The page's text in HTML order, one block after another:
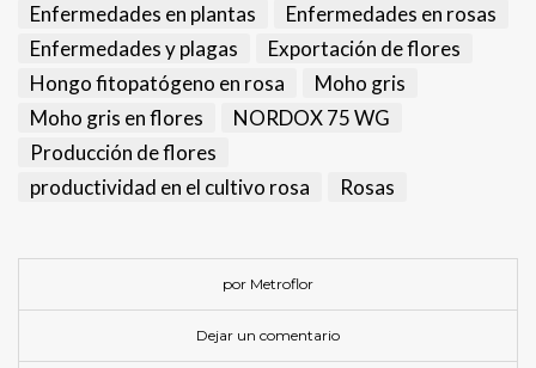
Enfermedades en plantas
Enfermedades en rosas
Enfermedades y plagas
Exportación de flores
Hongo fitopatógeno en rosa
Moho gris
Moho gris en flores
NORDOX 75 WG
Producción de flores
productividad en el cultivo rosa
Rosas
por Metroflor
Dejar un comentario